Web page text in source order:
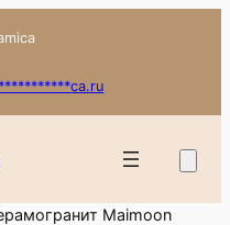
ca.ru
Maimoon